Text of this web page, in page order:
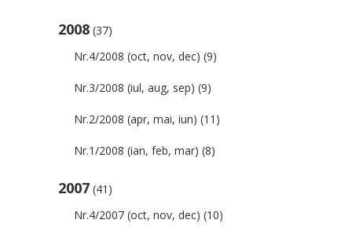
2008 (37)
Nr.4/2008 (oct, nov, dec) (9)
Nr.3/2008 (iul, aug, sep) (9)
Nr.2/2008 (apr, mai, iun) (11)
Nr.1/2008 (ian, feb, mar) (8)
2007 (41)
Nr.4/2007 (oct, nov, dec) (10)